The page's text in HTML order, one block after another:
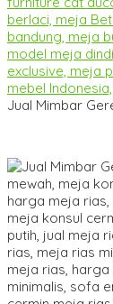
Jual Mimbar